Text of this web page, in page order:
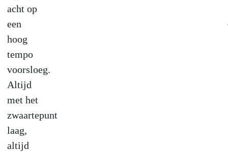
acht op
een
hoog
tempo
voorsloeg.
Altijd
met het
zwaartepunt
laag,
altijd